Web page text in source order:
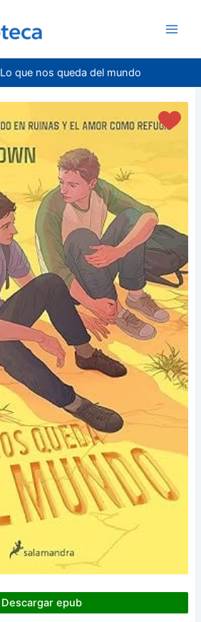
Lo que nos queda del mundo
Descargar epub